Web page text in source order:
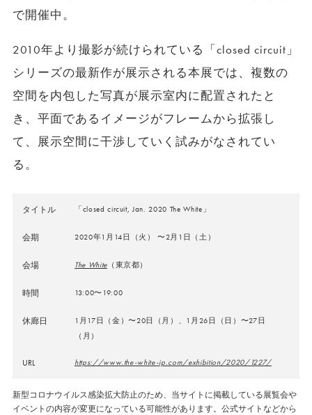
で開催中。
2010年より撮影が続けられている「closed circuit」
シリーズの最新作が展示される本展では、複数の
空間を内包した写真が展示室内に配置されたと
き、平面であるイメージがフレームから拡張し
て、展示空間に干渉していく試みがなされてい
る。
タイトル 「closed circuit, Jan. 2020 The White」
会期 2020年1月14日（火） 〜2月1日（土）
会場 The White（東京都）
時間 13:00〜19:00
休廊日
1月17日（金）〜20日（月）、1月26日（日）〜27日
（月）
URL https://www.the-white-jp.com/exhibition/2020/1227/
新型コロナウイルス感染拡大防止のため、当サイトに掲載している展覧会や
イベントの内容が変更になっている可能性があります。公式サイトなどから